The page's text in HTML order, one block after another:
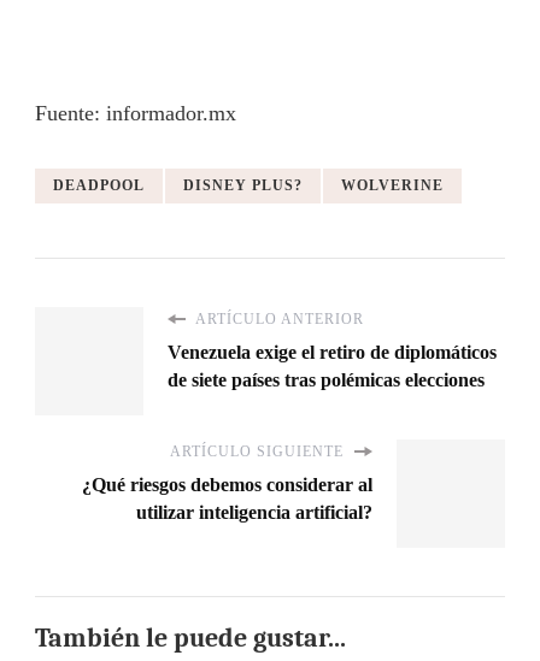
Fuente: informador.mx
DEADPOOL DISNEY PLUS? WOLVERINE
ARTÍCULO ANTERIOR
Venezuela exige el retiro de diplomáticos
de siete países tras polémicas elecciones
ARTÍCULO SIGUIENTE
¿Qué riesgos debemos considerar al
utilizar inteligencia artificial?
También le puede gustar...